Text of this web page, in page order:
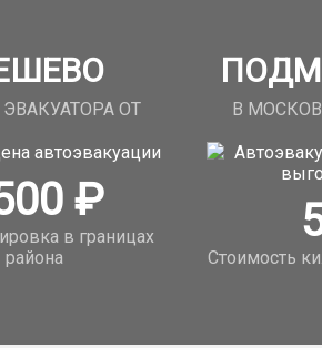
ОТ
₽
в границах
района
В
Стоимость